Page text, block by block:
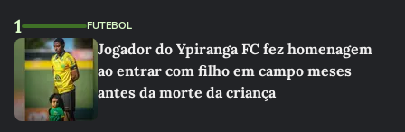
1 FUTEBOL
Jogador do Ypiranga FC fez homenagem
ao entrar com filho em campo meses
antes da morte da criança